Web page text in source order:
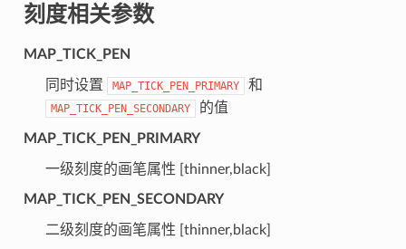
刻度相关参数
MAP_TICK_PEN
同时设置 MAP_TICK_PEN_PRIMARY 和
MAP_TICK_PEN_SECONDARY 的值
MAP_TICK_PEN_PRIMARY
一级刻度的画笔属性 [thinner,black]
MAP_TICK_PEN_SECONDARY
二级刻度的画笔属性 [thinner,black]